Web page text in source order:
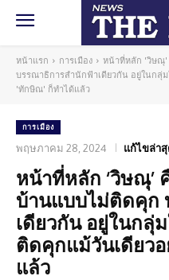
หน้าแรก การเมือง
หน้าที่หลัก 'วิษณุ'
บรรณาธิการสำนักฟ้าเดียวกัน อยู่ในกลุ่
'ทักษิณ' ก็ทำได้แล้ว
การเมือง
พฤษภาคม 28, 2024 แก้ไขล่าสุ
หน้าที่หลัก ‘วิษณุ’
บ้านแบบไม่ติดคุก
เดียวกัน อยู่ในกลุ่
ติดคุกแม้วันเดียวอ
แล้ว